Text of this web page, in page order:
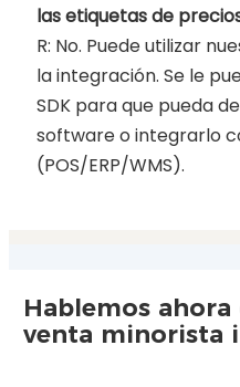
las etiquetas de
R: No. Puede utilizar
la integración. Se le
SDK para que pueda
software o integrarlo
(POS/ERP/WMS).
Hablemos
venta minorista